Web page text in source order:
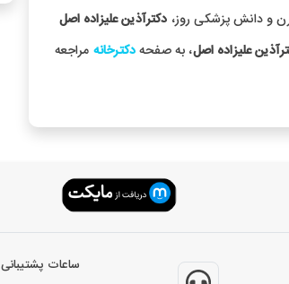
و دانش پزشکی روز، دکترآذین علیزاده اصل
علیزاده اصل، به صفحهدکترخانه مراجعه
ساعات پشتیبانی